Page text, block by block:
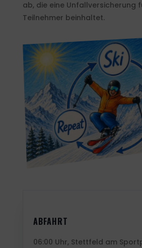
ab, die eine Unfallversicherung
Teilnehmer beinhaltet.
ABFAHRT
06:00 Uhr, Stettfeld am